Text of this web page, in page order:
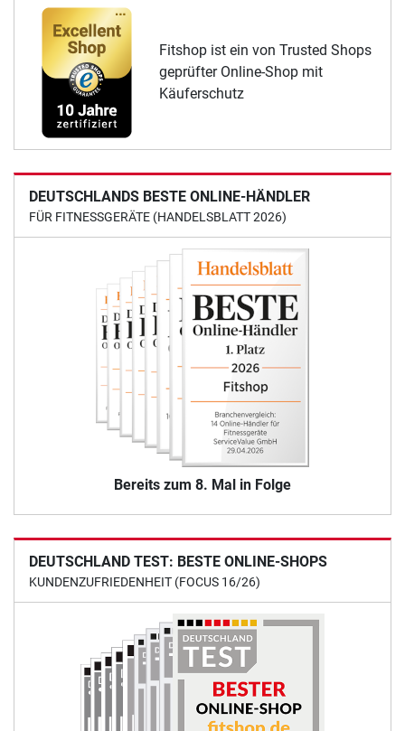
Fitshop ist ein von Trusted Shops
geprüfter Online-Shop mit
Käuferschutz
DEUTSCHLANDS BESTE ONLINE-HÄNDLER
FÜR FITNESSGERÄTE (HANDELSBLATT 2026)
Bereits zum 8. Mal in Folge
DEUTSCHLAND TEST: BESTE ONLINE-SHOPS
KUNDENZUFRIEDENHEIT (FOCUS 16/26)